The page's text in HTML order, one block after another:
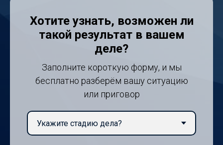
Хотите узнать, возможен ли
такой результат в вашем
деле?
Заполните короткую форму, и мы
бесплатно разберём вашу ситуацию
или приговор